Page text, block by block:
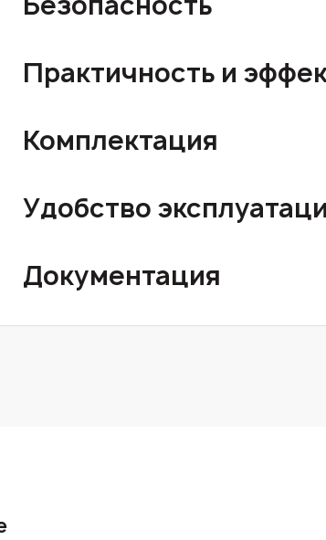
Практичность и
Комплектация
Удобство
Документация